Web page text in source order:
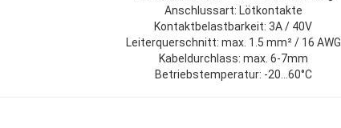
Anschlussart: Lötkontakte
Kontaktbelastbarkeit: 3A / 40V
Leiterquerschnitt: max. 1.5 mm² / 16 AWG
Kabeldurchlass: max. 6-7mm
Betriebstemperatur: -20…60°C